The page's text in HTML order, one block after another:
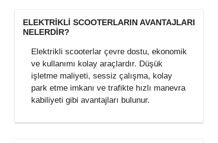
ELEKTRIKLI SCOOTERLARIN AVANTAJLARI
NELERDIR?
Elektrikli scooterlar çevre dostu, ekonomik
ve kullanımı kolay araçlardır. Düşük
işletme maliyeti, sessiz çalışma, kolay
park etme imkanı ve trafikte hızlı manevra
kabiliyeti gibi avantajları bulunur.